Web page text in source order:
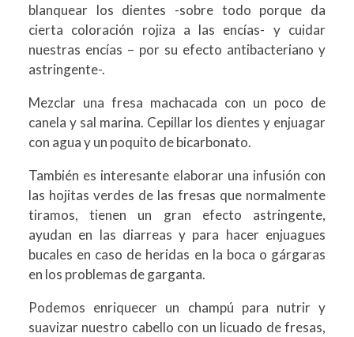
blanquear los dientes -sobre todo porque da
cierta coloración rojiza a las encías- y cuidar
nuestras encías – por su efecto antibacteriano y
astringente-.
Mezclar una fresa machacada con un poco de
canela y sal marina. Cepillar los dientes y enjuagar
con agua y un poquito de bicarbonato.
También es interesante elaborar una infusión con
las hojitas verdes de las fresas que normalmente
tiramos, tienen un gran efecto astringente,
ayudan en las diarreas y para hacer enjuagues
bucales en caso de heridas en la boca o gárgaras
en los problemas de garganta.
Podemos enriquecer un champú para nutrir y
suavizar nuestro cabello con un licuado de fresas,